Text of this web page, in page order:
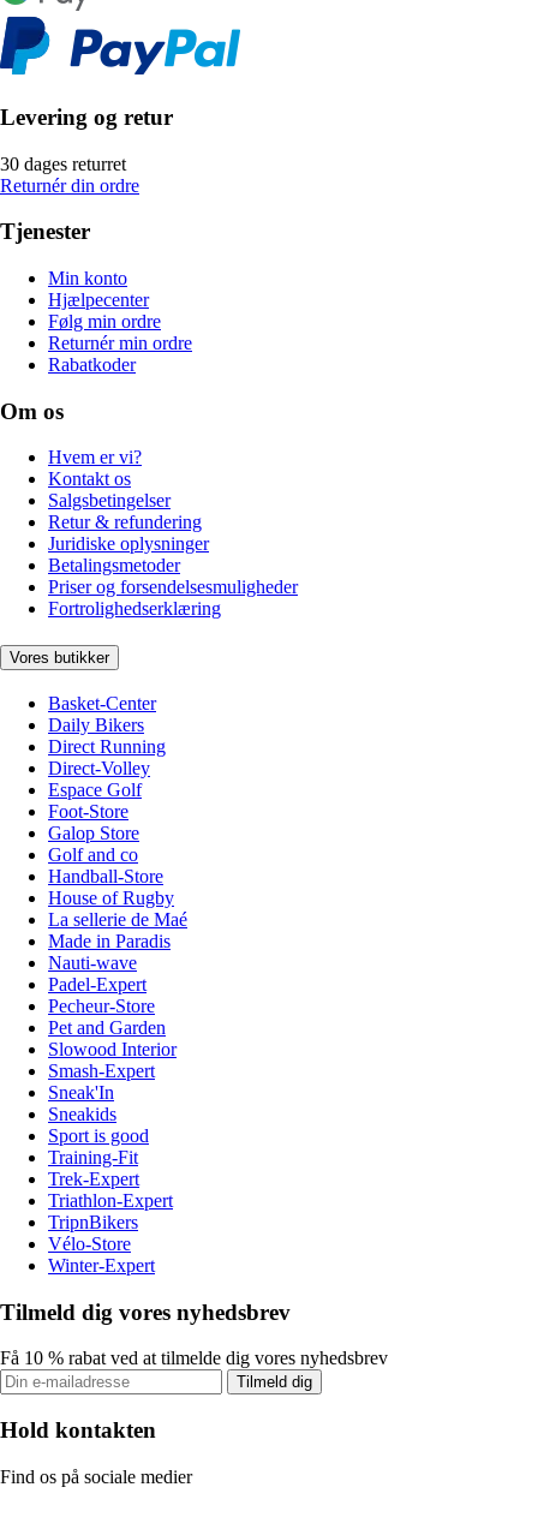
Levering og retur
30 dages returret
Returnér din ordre
Tjenester
Min konto
Hjælpecenter
Følg min ordre
Returnér min ordre
Rabatkoder
Om os
Hvem er vi?
Kontakt os
Salgsbetingelser
Retur & refundering
Juridiske oplysninger
Betalingsmetoder
Priser og forsendelsesmuligheder
Fortrolighedserklæring
Vores butikker
Basket-Center
Daily Bikers
Direct Running
Direct-Volley
Espace Golf
Foot-Store
Galop Store
Golf and co
Handball-Store
House of Rugby
La sellerie de Maé
Made in Paradis
Nauti-wave
Padel-Expert
Pecheur-Store
Pet and Garden
Slowood Interior
Smash-Expert
Sneak'In
Sneakids
Sport is good
Training-Fit
Trek-Expert
Triathlon-Expert
TripnBikers
Vélo-Store
Winter-Expert
Tilmeld dig vores nyhedsbrev
Få 10 % rabat ved at tilmelde dig vores nyhedsbrev
Tilmeld dig
Hold kontakten
Find os på sociale medier